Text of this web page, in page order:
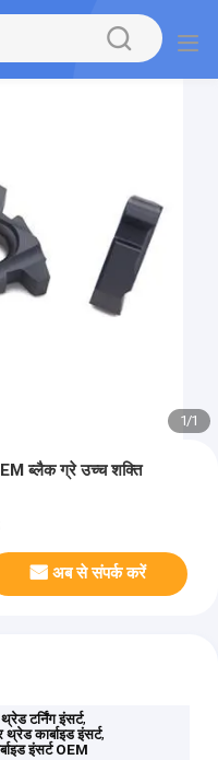
1/1
ब्लैक ग्रे उच्च शक्ति
अब से संपर्क करें
टर्निंग इंसर्ट,
कार्बाइड इंसर्ट,
इंसर्ट OEM